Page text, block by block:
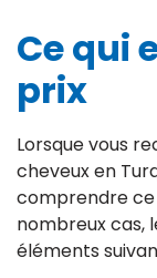
Ce qui
prix
Lorsque vous
cheveux en
comprendre ce
nombreux cas,
éléments